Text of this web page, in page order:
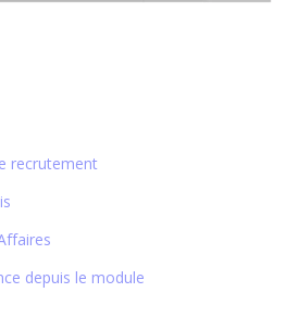
recrutement
depuis le module